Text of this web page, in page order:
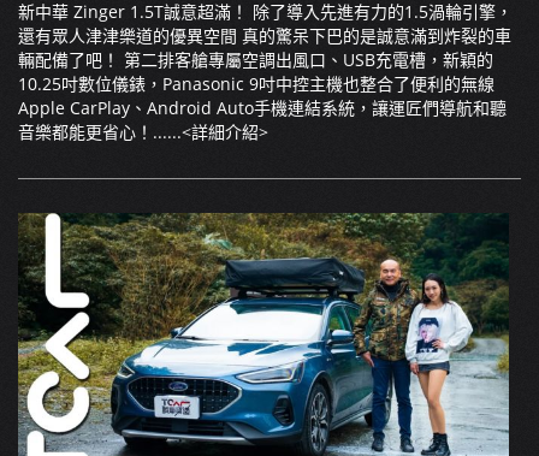
新中華 Zinger 1.5T誠意超滿！ 除了導入先進有力的1.5渦輪引擎，
還有眾人津津樂道的優異空間 真的驚呆下巴的是誠意滿到炸裂的車
輛配備了吧！ 第二排客艙專屬空調出風口、USB充電槽，新穎的
10.25吋數位儀錶，Panasonic 9吋中控主機也整合了便利的無線
Apple CarPlay、Android Auto手機連結系統，讓運匠們導航和聽
音樂都能更省心！......<詳細介紹>